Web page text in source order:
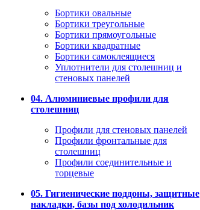
Бортики овальные
Бортики треугольные
Бортики прямоугольные
Бортики квадратные
Бортики самоклеящиеся
Уплотнители для столешниц и
стеновых панелей
04. Алюминиевые профили для
столешниц
Профили для стеновых панелей
Профили фронтальные для
столешниц
Профили соединительные и
торцевые
05. Гигиенические поддоны, защитные
накладки, базы под холодильник